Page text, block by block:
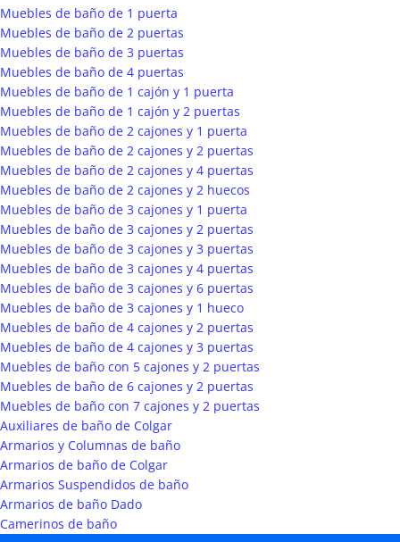
Muebles de baño de 1 puerta
Muebles de baño de 2 puertas
Muebles de baño de 3 puertas
Muebles de baño de 4 puertas
Muebles de baño de 1 cajón y 1 puerta
Muebles de baño de 1 cajón y 2 puertas
Muebles de baño de 2 cajones y 1 puerta
Muebles de baño de 2 cajones y 2 puertas
Muebles de baño de 2 cajones y 4 puertas
Muebles de baño de 2 cajones y 2 huecos
Muebles de baño de 3 cajones y 1 puerta
Muebles de baño de 3 cajones y 2 puertas
Muebles de baño de 3 cajones y 3 puertas
Muebles de baño de 3 cajones y 4 puertas
Muebles de baño de 3 cajones y 6 puertas
Muebles de baño de 3 cajones y 1 hueco
Muebles de baño de 4 cajones y 2 puertas
Muebles de baño de 4 cajones y 3 puertas
Muebles de baño con 5 cajones y 2 puertas
Muebles de baño de 6 cajones y 2 puertas
Muebles de baño con 7 cajones y 2 puertas
Auxiliares de baño de Colgar
Armarios y Columnas de baño
Armarios de baño de Colgar
Armarios Suspendidos de baño
Armarios de baño Dado
Camerinos de baño